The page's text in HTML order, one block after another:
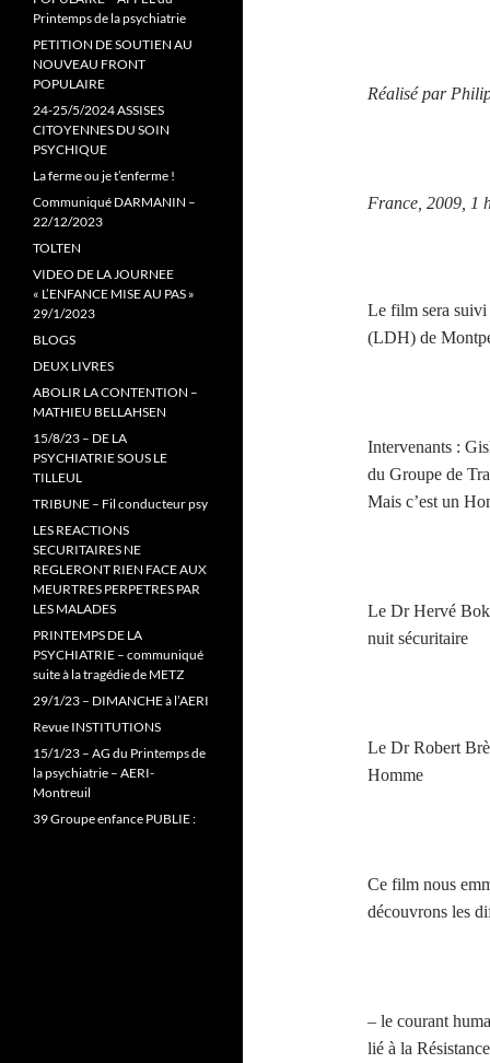
Réalisé par
France, 2009, 1
Le film sera suivi
(LDH) de
Intervenants :
du Groupe de
Mais c’est un
Le Dr Hervé
nuit sécuritaire
Le Dr Robert
Homme
Ce film nous
découvrons les
– le courant
lié à la
Printemps de la psychiatrie
PETITION DE SOUTIEN AU
NOUVEAU FRONT
POPULAIRE
24-25/5/2024 ASSISES
CITOYENNES DU SOIN
PSYCHIQUE
La ferme ou je t’enferme !
Communiqué DARMANIN –
22/12/2023
TOLTEN
VIDEO DE LA JOURNEE
« L’ENFANCE MISE AU PAS »
29/1/2023
BLOGS
DEUX LIVRES
ABOLIR LA CONTENTION –
MATHIEU BELLAHSEN
15/8/23 – DE LA
PSYCHIATRIE SOUS LE
TILLEUL
TRIBUNE – Fil conducteur psy
LES REACTIONS
SECURITAIRES NE
REGLERONT RIEN FACE AUX
MEURTRES PERPETRES PAR
LES MALADES
PRINTEMPS DE LA
PSYCHIATRIE – communiqué
suite à la tragédie de METZ
29/1/23 – DIMANCHE à l’AERI
Revue INSTITUTIONS
15/1/23 – AG du Printemps de
la psychiatrie – AERI-
Montreuil
39 Groupe enfance PUBLIE :